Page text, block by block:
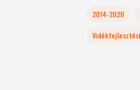
2014-2020